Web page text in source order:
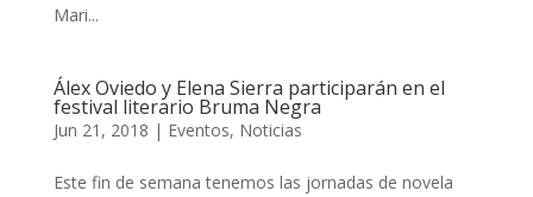
Mari...
Álex Oviedo y Elena Sierra participarán en el
festival literario Bruma Negra
Jun 21, 2018 | Eventos, Noticias
Este fin de semana tenemos las jornadas de novela